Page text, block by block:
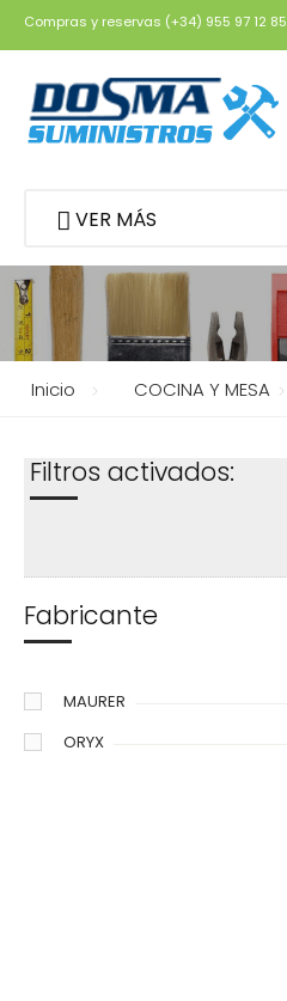
Compras y reservas (+34) 955 97 12 85
VER MÁS
Inicio COCINA Y MESA
Filtros activados:
Fabricante
MAURER
ORYX